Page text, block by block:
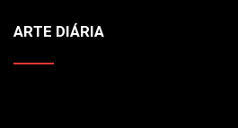
ARTE DIÁRIA